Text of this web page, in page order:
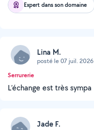
Expert dans son domaine
Lina M.
posté le 07 juil. 2026
Serrurerie
L’échange est très sympa
Jade F.